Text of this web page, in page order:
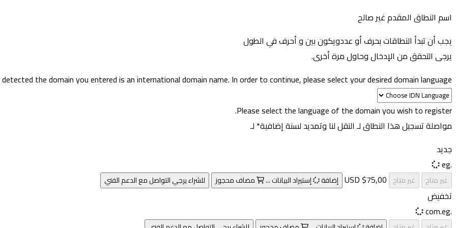
اسم النطاق المقدم غير صالح
يجب أن تبدأ النطاقات بحرف أو عددويكون بينوأحرف في الطول
يرجى التحقق من الإدخال وحاول مرة أخرى.
the domain you entered is an international domain name. In order to continue, please select your desired domain language.
Please select the language of the domain you wish to register.
مواصلة تسجيل هذا النطاق لـ النقل لنا وتمديد لسنة إضافية* لـ
جديد
.eg
غير متاح غير متاح $75,00 USD إضافة إستيراد البيانات ... مضاف محجوز للشراء يرجي التواصل مع الدعم الفني
تخفيض
.com.eg